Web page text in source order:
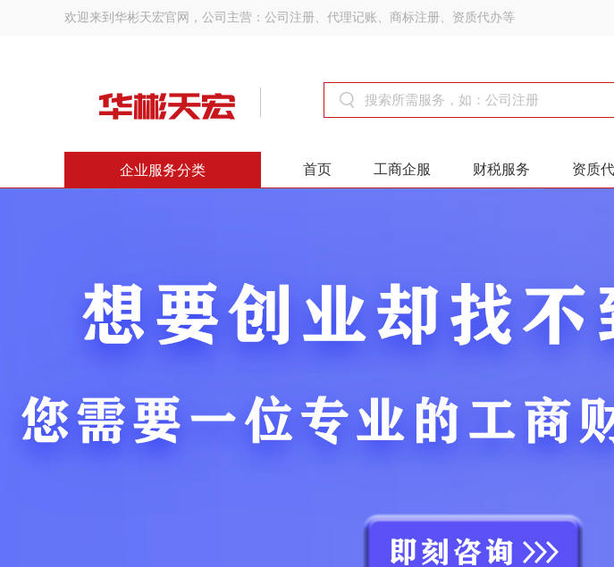
欢迎来到华彬天宏官网，公司主营：公司注册、代理记账、商标注册、资质代办等
企业服务分类 首页 工商企服 财税服务 资质